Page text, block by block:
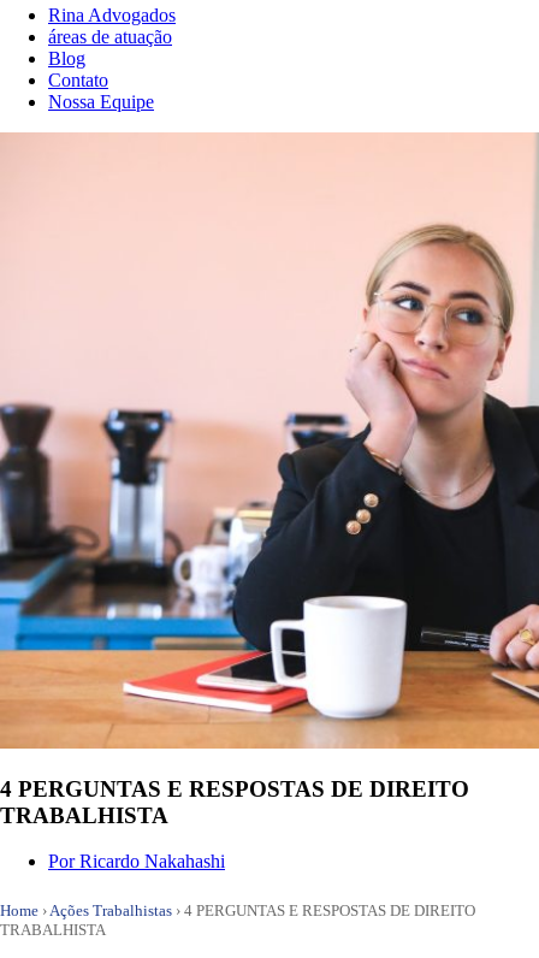
Rina Advogados
áreas de atuação
Blog
Contato
Nossa Equipe
4 PERGUNTAS E RESPOSTAS DE DIREITO
TRABALHISTA
PorRicardo Nakahashi
Home ›Ações Trabalhistas › 4 PERGUNTAS E RESPOSTAS DE DIREITO
TRABALHISTA